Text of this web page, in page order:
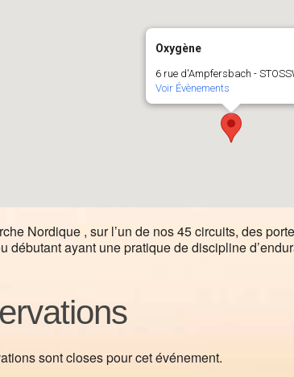
Oxygène
6 rue d'Ampfersbach -
Voir Évènements
Nordique , sur l’un de nos 45 circuits, des
débutant ayant une pratique de discipline
sont closes pour cet événement.